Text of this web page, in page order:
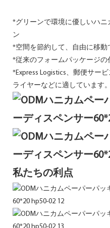
*グリーンで環境に優しいハニ
ン
*空間を節約して、自由に移動
*従来のフォームパッケージの
*Express Logistics、郵便サー
ライヤーなどに適しています。
私たちの利点